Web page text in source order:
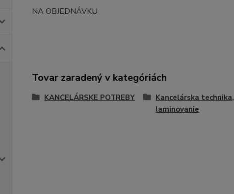
NA OBJEDNÁVKU
Tovar zaradený v kategóriách
KANCELÁRSKE POTREBY
Kancelárska technika,
laminovanie